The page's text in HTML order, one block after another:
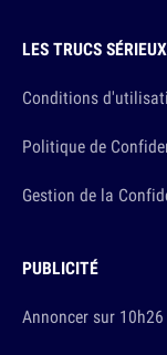
LES TRUCS SÉRIEUX
Conditions
Politique de
Gestion de la
PUBLICITÉ
Annoncer sur 10h26